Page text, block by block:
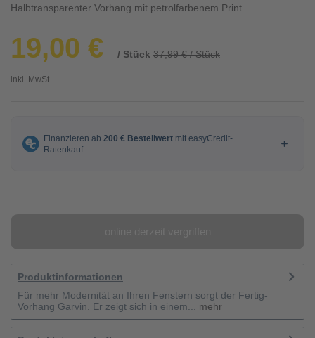
Halbtransparenter Vorhang mit petrolfarbenem Print
19,00 € / Stück 37,99 € / Stück
inkl. MwSt.
Produktinformationen
Für mehr Modernität an Ihren Fenstern sorgt der Fertig-
Vorhang Garvin. Er zeigt sich in einem...
mehr